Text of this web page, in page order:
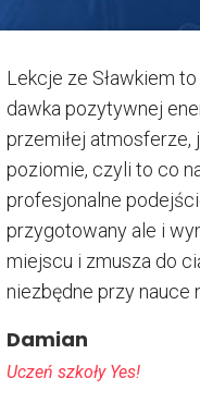
Lekcje ze Sławkiem
dawka pozytywnej
przemiłej
poziomie, czyli to co
profesjonalne
przygotowany ale i
miejscu i zmusza do
niezbędne przy nauce
Damian
Uczeń szkoły Yes!